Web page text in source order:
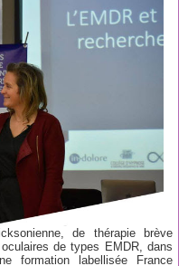
de thérapie brève
de types EMDR, dans
formation labellisée France